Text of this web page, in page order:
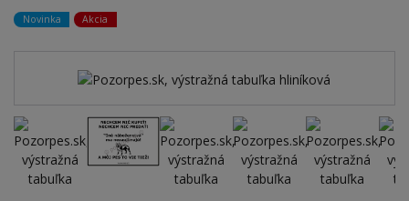
Novinka Akcia